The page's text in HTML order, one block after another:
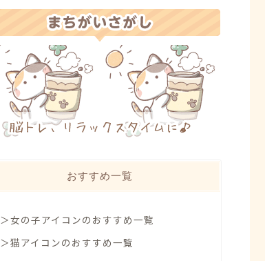
おすすめ一覧
＞女の子アイコンのおすすめ一覧
＞猫アイコンのおすすめ一覧